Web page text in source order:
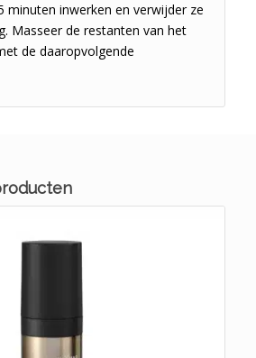
minuten inwerken en verwijder ze
Masseer de restanten van het
de daaropvolgende